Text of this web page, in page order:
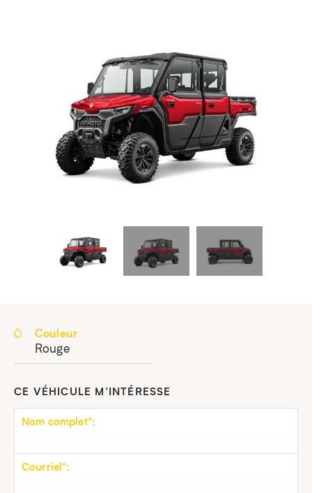
Couleur
Rouge
CE VÉHICULE M’INTÉRESSE
Nom complet*:
Courriel*: